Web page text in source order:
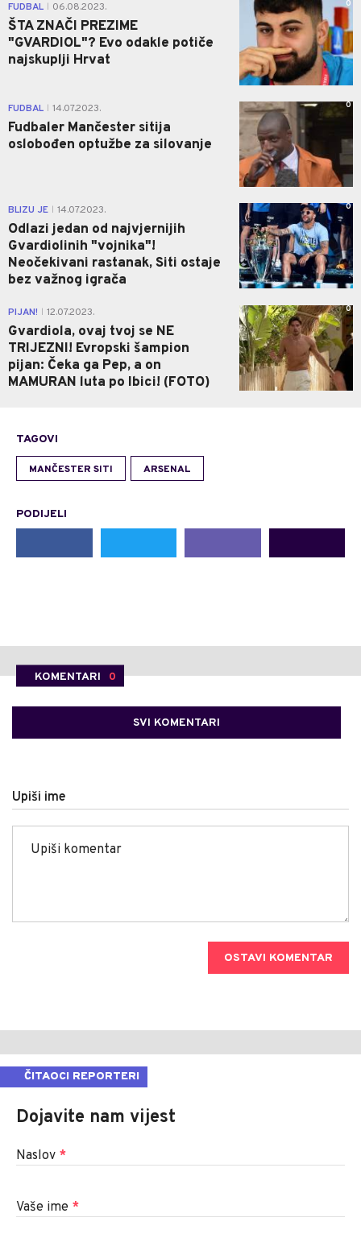
FUDBAL 06.08.2023.
ŠTA ZNAČI PREZIME
"GVARDIOL"? Evo odakle potiče
najskuplji Hrvat
0
FUDBAL 14.07.2023.
Fudbaler Mančester sitija
oslobođen optužbe za silovanje
0
BLIZU JE 14.07.2023.
Odlazi jedan od najvjernijih
Gvardiolinih "vojnika"!
Neočekivani rastanak, Siti ostaje
bez važnog igrača
0
PIJAN! 12.07.2023.
Gvardiola, ovaj tvoj se NE
TRIJEZNI! Evropski šampion
pijan: Čeka ga Pep, a on
MAMURAN luta po Ibici! (FOTO)
0
TAGOVI
MANČESTER SITI ARSENAL
PODIJELI
KOMENTARI 0
SVI KOMENTARI
Upiši ime
OSTAVI KOMENTAR
ČITAOCI REPORTERI
Dojavite nam vijest
Naslov *
Vaše ime *